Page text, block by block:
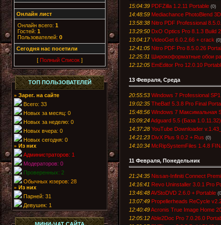
Онлайн лист
Онлайн всего: 1
Гостей: 1
Пользователей: 0
Cегодня нас посетили
[ Полный Список ]
ТОП ПОЛЬЗОВАТЕЛЕЙ
» Зарег. на сайте
Всего: 33
Новых за месяц: 0
Новых за неделю: 0
Новых вчера: 0
Новых сегодня: 0
» Из них
Администраторов: 1
Модераторов: 0
Проверенных: 2
Обычных юзеров: 28
» Из них
Парней: 31
Девушек: 1
15:04:39 PDFZilla 1.2.11 Portable (0)
14:48:59 Mediachance PhotoBlend
13:58:38 Nitro PDF Professional
13:29:50 DxO Optics Pro 8.1.3 Build
13:04:17 VideoGet 6.0.2.66 + crack (0)
12:41:05 Nitro PDF Pro 8.5.0.26
12:25:31 Широкоформатные обои
12:12:05 EmEditor Pro 12.0.10
13 Февраля, Среда
20:55:53 Windows 7 Professional
19:02:35 TheBat! 5.3.8 Pro Final
15:48:56 Windows 7 Максимальная
15:09:24Adguard 5.5 (База
14:37:28 YouTube Downloader
14:21:23 DivX Plus 9.0.2 + Rus (0)
14:10:34 McRipSystemFiles 1.4.8
11 Февраля, Понедельник
21:24:35 Nissan-Infiniti Connect
14:16:41 Revo Uninstaller 3.0.1 Pro
13:46:48AVStoDVD 2.6.0 + Portable
13:07:49 Propellerheads ReCycle
12:40:49Acronis True Image Home
12:05:12Able2Doc Pro 7.0.26.0